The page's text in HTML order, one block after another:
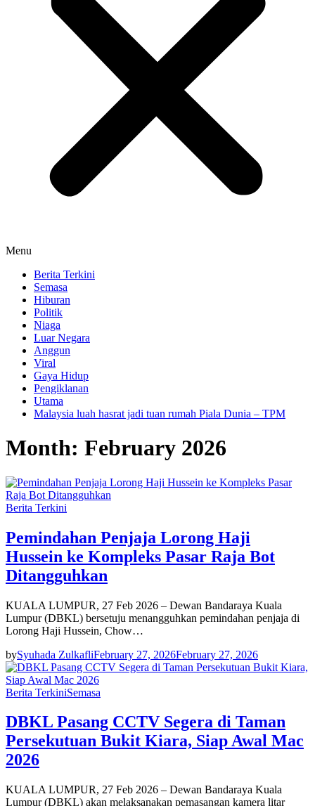
Menu
Berita Terkini
Semasa
Hiburan
Politik
Niaga
Luar Negara
Anggun
Viral
Gaya Hidup
Pengiklanan
Utama
Malaysia luah hasrat jadi tuan rumah Piala Dunia – TPM
Month: February 2026
Berita Terkini
Pemindahan Penjaja Lorong Haji
Hussein ke Kompleks Pasar Raja Bot
Ditangguhkan
KUALA LUMPUR, 27 Feb 2026 – Dewan Bandaraya Kuala
Lumpur (DBKL) bersetuju menangguhkan pemindahan penjaja di
Lorong Haji Hussein, Chow…
bySyuhada ZulkafliFebruary 27, 2026February 27, 2026
Berita TerkiniSemasa
DBKL Pasang CCTV Segera di Taman
Persekutuan Bukit Kiara, Siap Awal Mac
2026
KUALA LUMPUR, 27 Feb 2026 – Dewan Bandaraya Kuala
Lumpur (DBKL) akan melaksanakan pemasangan kamera litar